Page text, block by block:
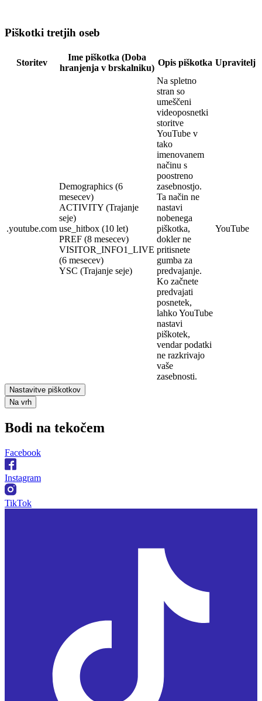
Piškotki tretjih oseb
Storitev
Ime piškotka (Doba
hranjenja v brskalniku)
Opis piškotka Upravitelj
.youtube.com
Demographics (6
mesecev)
ACTIVITY (Trajanje
seje)
use_hitbox (10 let)
PREF (8 mesecev)
VISITOR_INFO1_LIVE
(6 mesecev)
YSC (Trajanje seje)
Na spletno
stran so
umeščeni
videoposnetki
storitve
YouTube v
tako
imenovanem
načinu s
poostreno
zasebnostjo.
Ta način ne
nastavi
nobenega
piškotka,
dokler ne
pritisnete
gumba za
predvajanje.
Ko začnete
predvajati
posnetek,
lahko YouTube
nastavi
piškotek,
vendar podatki
ne razkrivajo
vaše
zasebnosti.
YouTube
Nastavitve piškotkov
Na vrh
Bodi na tekočem
Facebook
Instagram
TikTok